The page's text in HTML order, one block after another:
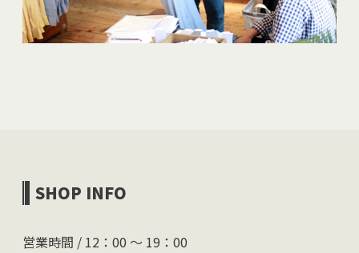
SHOP INFO
営業時間 / 12：00 〜 19：00